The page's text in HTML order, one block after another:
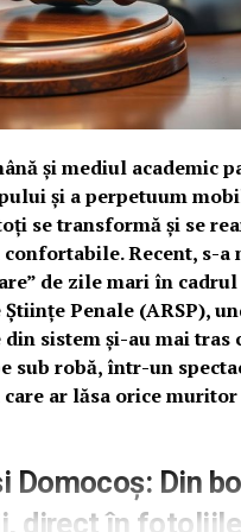
marcată de lipsuri,
demnă de Hagi Tudose”.
a strânge la chimir
obstacol major în calea
are o singură
ceva, să mai facă o
Andi Malaliu,
cu economia
la detergent. În opinia sa,
sufletul câte puțin” la
actul de guvernare într-o
viziunii
și mediul academic
și a perpetuum
se transformă și se
confortabile. Recent, s-a
de zile mari în
Științe Penale (ARSP),
din sistem și-au mai tras
sub robă, într-un
ar lăsa orice muritor
Domocoș: Din
direct în